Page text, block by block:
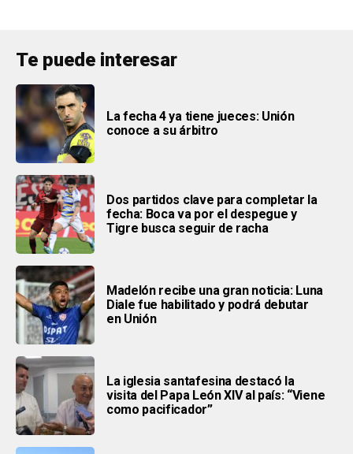
Te puede interesar
La fecha 4 ya tiene jueces: Unión
conoce a su árbitro
Dos partidos clave para completar la
fecha: Boca va por el despegue y
Tigre busca seguir de racha
Madelón recibe una gran noticia: Luna
Diale fue habilitado y podrá debutar
en Unión
La iglesia santafesina destacó la
visita del Papa León XIV al país: “Viene
como pacificador”